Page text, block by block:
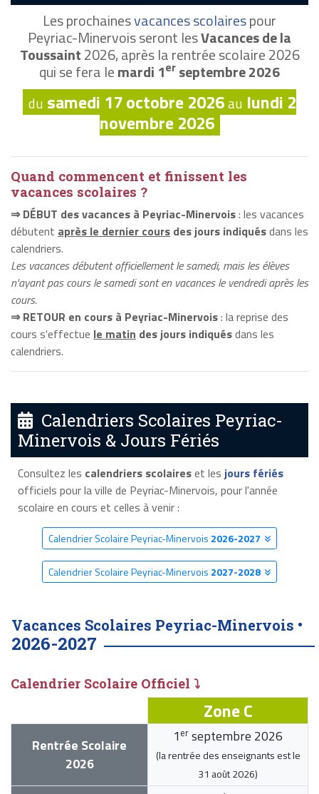
Les prochainesvacances scolairespour
Peyriac-Minervois seront lesVacances de la
Toussaint2026, après la rentrée scolaire 2026
qui se fera lemardi 1er septembre 2026
du samedi 17 octobre 2026au lundi 2
novembre 2026
Quand commencent et finissent les
vacances scolaires ?
⇒ DÉBUT des vacances à Peyriac-Minervois: les vacances
débutent après le dernier cours des jours indiquésdans les
calendriers.
Les vacances débutent officiellement le samedi, mais les élèves
n'ayant pas cours le samedi sont en vacances le vendredi après les
cours.
⇒ RETOUR en cours à Peyriac-Minervois: la reprise des
cours s'effectue le matin des jours indiquésdans les
calendriers.
Calendriers Scolaires Peyriac-
Minervois & Jours Fériés
Consultez les calendriers scolaireset les jours fériés
officiels pour la ville de Peyriac-Minervois, pour l'année
scolaire en cours et celles à venir :
Calendrier Scolaire Peyriac-Minervois 2026-2027
Calendrier Scolaire Peyriac-Minervois 2027-2028
Vacances Scolaires Peyriac-Minervois •
2026-2027
Calendrier Scolaire Officiel ⤵
Zone C
Rentrée Scolaire
2026
1 er septembre 2026
(la rentrée des enseignants est le
31 août 2026)